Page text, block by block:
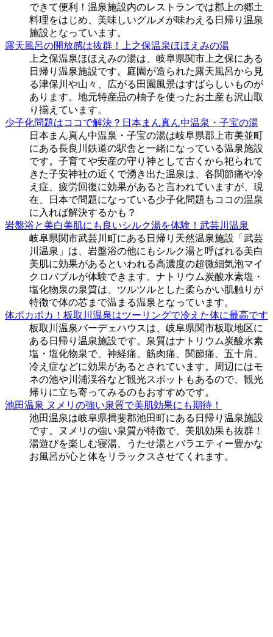
できて便利！温泉施設内のレストランでは郡上の郷土
料理をはじめ、美味しいグルメが味わえる日帰り温泉
施設となっています。
露天風呂の開放感は抜群！上之保温泉ほほえみの湯
上之保温泉ほほえみの湯は、岐阜県関市上之保にある
日帰り温泉施設です。庭園が造られた露天風呂から見
る津保川や山々、広がる田園風景はすばらしいものが
あります。地元特産品の柚子を使ったお土産も沢山取
り揃えています。
少子化問題はココで解決？日本まん真ん中温泉・子宝の湯
日本まん真ん中温泉・子宝の湯は岐阜県郡上市美並町
にある長良川鉄道の駅舎と一緒になっている温泉施設
です。子育てや安産の守り神として古くから祀られて
きた子安神社の近くで湧き出た温泉は、各関節痛や冷
え症、疲労回復に効果があると言われていますが、現
在、日本で問題になっている少子化問題もココの温泉
に入れば解決するかも？
岩盤浴と美白美肌にも良いシルク湯を体験！武芸川温泉
岐阜県関市武芸川町にある日帰り天然温泉施設「武芸
川温泉」は、岩盤浴の他にもシルク湯と呼ばれる美白
美肌に効果があるといわれる高濃度の超微細気泡マイ
クロバブルが体験できます。ナトリウム炭酸水素塩・
塩化物泉の泉質は、ツルツルとした柔らかい肌触りが
特徴で体の芯まで温まる温泉となっています。
体ポカポカ！板取川温泉はツーリングで冷えた体に最高です
板取川温泉バーデェハウスは、岐阜県関市板取地区に
ある日帰り温泉施設です。泉質はナトリウム炭酸水素
塩・塩化物泉で、神経痛、筋肉痛、関節痛、五十肩、
冷え症などに効果があるとされています。周辺にはモ
ネの池や川浦渓谷など観光スポットもあるので、観光
帰りに立ち寄ってみるのもおすすめです。
池田温泉 ヌメリの強い泉質で美肌効果にも期待！
池田温泉は岐阜県揖斐郡池田町にある日帰り温泉施設
です。ヌメリの強い泉質が特徴で、美肌効果も抜群！
湯遊びを楽しむ寝湯、うたせ湯とバラエティー豊かな
お風呂が心と体をリラックスさせてくれます。